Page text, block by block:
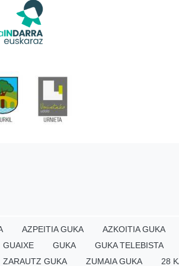
AZPEITIA GUKA AZKOITIA GUKA
GUAIXE GUKA GUKA TELEBISTA
ZARAUTZ GUKA ZUMAIA GUKA 28